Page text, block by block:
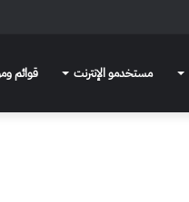
مستخدمو الإنترنت قوائم